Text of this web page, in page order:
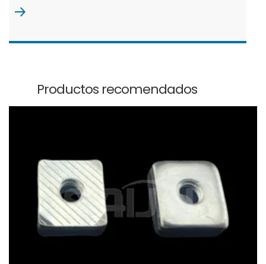
Productos recomendados